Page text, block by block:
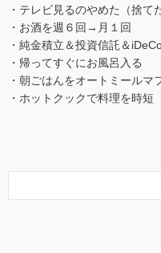
・テレビ見るのやめた（捨て
・お酒を週６回→月１回
・純金積立＆投資信託＆
・帰ってすぐにお風呂入る
・朝ごはんをオートミールマ
・ホットクックで料理を時短